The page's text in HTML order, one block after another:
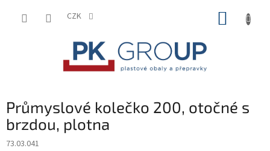
CZK
Průmyslové kolečko 200, otočné s
brzdou, plotna
73.03.041